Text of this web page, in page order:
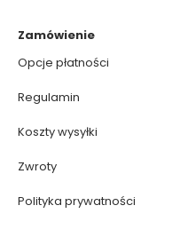
Zamówienie
Opcje płatności
Regulamin
Koszty wysyłki
Zwroty
Polityka prywatności